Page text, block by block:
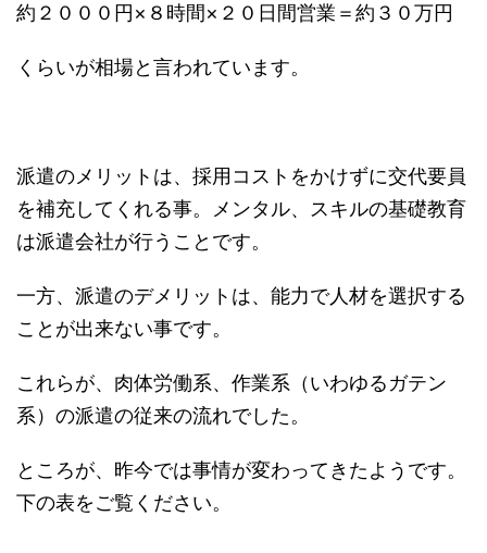
約２０００円×８時間×２０日間営業＝約３０万円
くらいが相場と言われています。
派遣のメリットは、採用コストをかけずに交代要員
を補充してくれる事。メンタル、スキルの基礎教育
は派遣会社が行うことです。
一方、派遣のデメリットは、能力で人材を選択する
ことが出来ない事です。
これらが、肉体労働系、作業系（いわゆるガテン
系）の派遣の従来の流れでした。
ところが、昨今では事情が変わってきたようです。
下の表をご覧ください。